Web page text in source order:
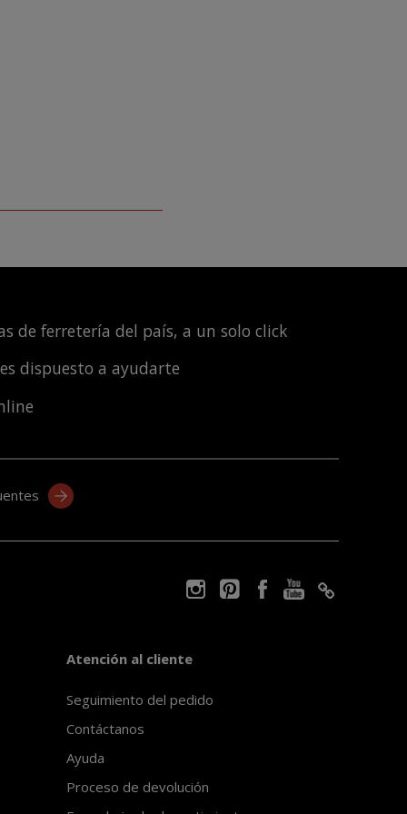
de ferretería del país, a un solo click
dispuesto a ayudarte
Atención al cliente
Seguimiento del pedido
Contáctanos
Ayuda
Proceso de devolución